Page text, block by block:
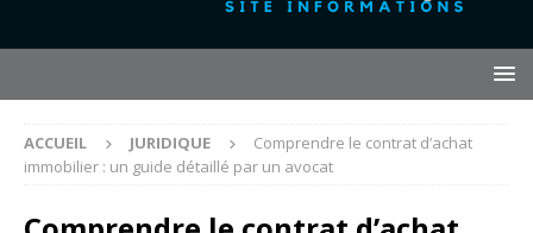
ACCUEIL JURIDIQUE
Comprendre le contrat d’achat
immobilier : un guide détaillé par un avocat